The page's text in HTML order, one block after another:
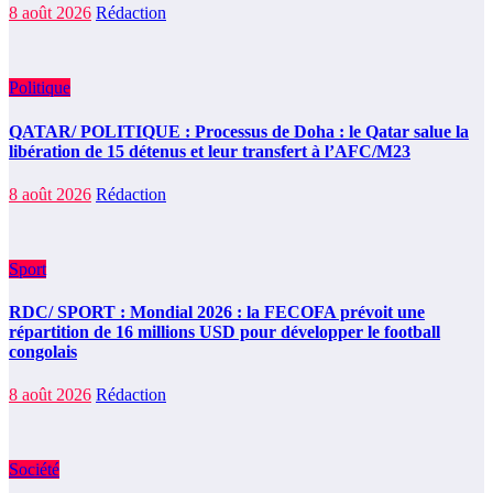
8 août 2026 Rédaction
Politique
QATAR/ POLITIQUE : Processus de Doha : le Qatar salue la
libération de 15 détenus et leur transfert à l’AFC/M23
8 août 2026 Rédaction
Sport
RDC/ SPORT : Mondial 2026 : la FECOFA prévoit une
répartition de 16 millions USD pour développer le football
congolais
8 août 2026 Rédaction
Société